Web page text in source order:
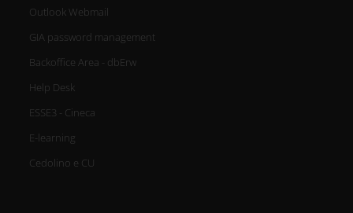
Outlook Webmail
GIA password management
Backoffice Area - dbErw
Help Desk
ESSE3 - Cineca
E-learning
Cedolino e CU